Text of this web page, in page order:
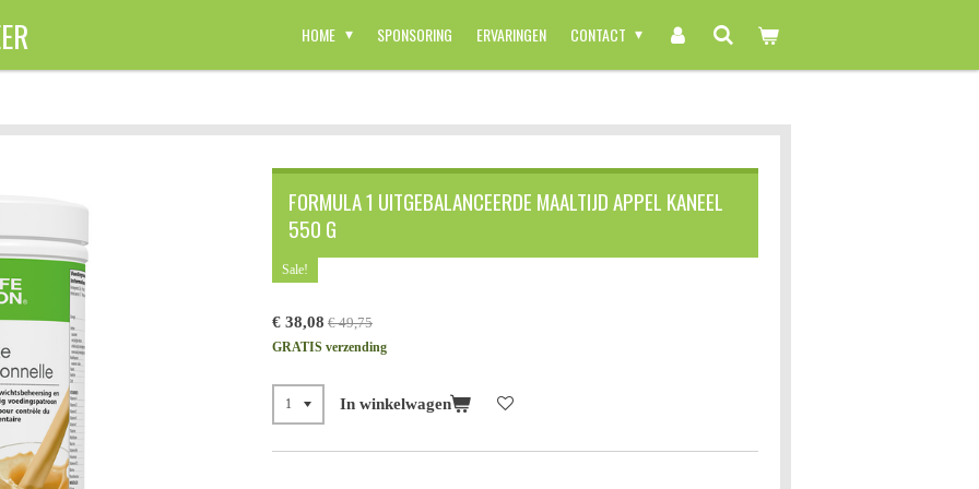
HOME SPONSORING ERVARINGEN CONTACT
FORMULA 1 UITGEBALANCEERDE MAALTIJD APPEL KANEEL
550 G
Sale!
€ 38,08 € 49,75
GRATIS verzending
In winkelwagen